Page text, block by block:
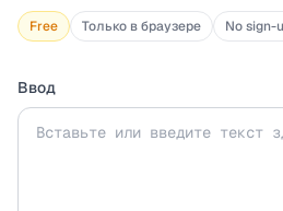
Free Только в браузере No sign-
Ввод